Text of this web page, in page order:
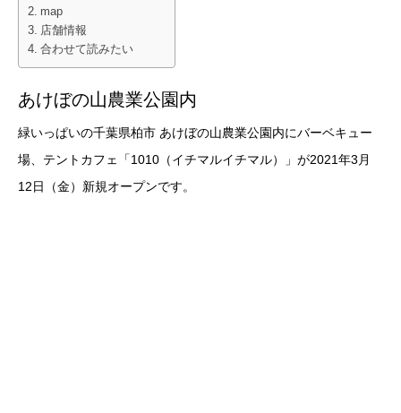
map
店舗情報
合わせて読みたい
あけぼの山農業公園内
緑いっぱいの千葉県柏市 あけぼの山農業公園内にバーベキュー
場、テントカフェ「1010（イチマルイチマル）」が2021年3月
12日（金）新規オープンです。